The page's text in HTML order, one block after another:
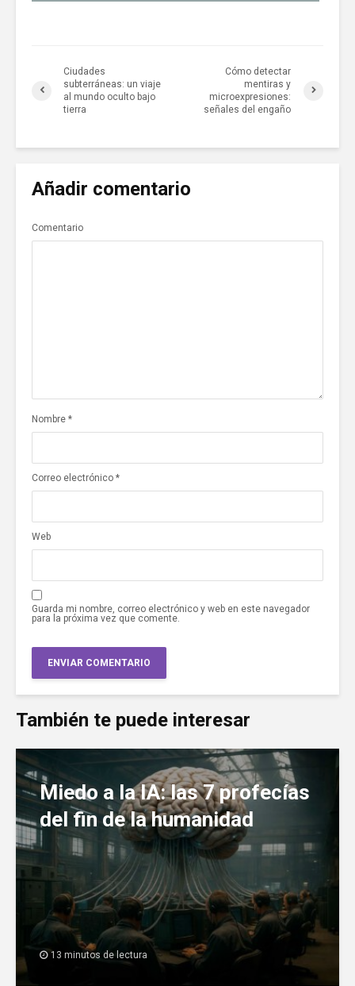
Ciudades
subterráneas: un viaje
al mundo oculto bajo
tierra
Cómo detectar
mentiras y
microexpresiones:
señales del engaño
Añadir comentario
Comentario
Nombre *
Correo electrónico *
Web
Guarda mi nombre, correo electrónico y web en este navegador
para la próxima vez que comente.
También te puede interesar
Miedo a la IA: las 7 profecías
del fin de la humanidad
13 minutos de lectura